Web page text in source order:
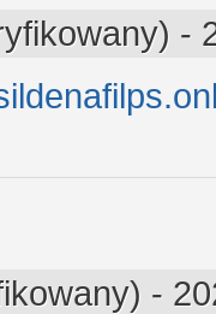
-
-